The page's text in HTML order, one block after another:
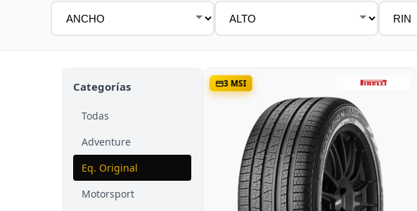
Ancho Alto Rin
Categorías
Todas
Adventure
Eq. Original
Motorsport
3 MSI